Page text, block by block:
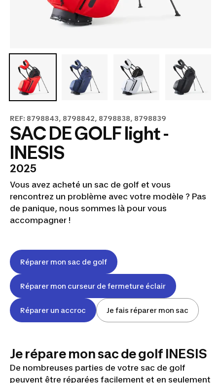
REF: 8798843, 8798842, 8798838, 8798839
SAC DE GOLF light -
INESIS
2025
Vous avez acheté un sac de golf et vous
rencontrez un problème avec votre modèle ? Pas
de panique, nous sommes là pour vous
accompagner !
Réparer mon sac de golf
Réparer mon curseur de fermeture éclair
Réparer un accroc Je fais réparer mon sac
Je répare mon sac de golf INESIS
De nombreuses parties de votre sac de golf
peuvent être réparées facilement et en seulement